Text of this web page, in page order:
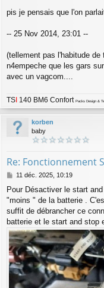
g
pis je pensais que l'on
-- 25 Nov 2014, 23:01 --
(tellement pas l'habitude
n4empeche que les gars
avec un vagcom....
TS 140 BM6 Confort Packs Design &
korben
baby
Re: Fonctionnement
M
s
s
a
g
11 déc. 2025, 10:19
Pour Désactiver le start
"moins " de la batterie .
suffit de débrancher ce
batterie et le start and stop